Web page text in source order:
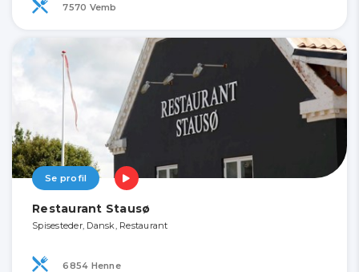
7570 Vemb
Se profil
Restaurant Stausø
Spisesteder, Dansk, Restaurant
6854 Henne